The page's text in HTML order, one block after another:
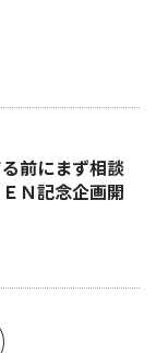
前にまず相談
Ｎ記念企画開